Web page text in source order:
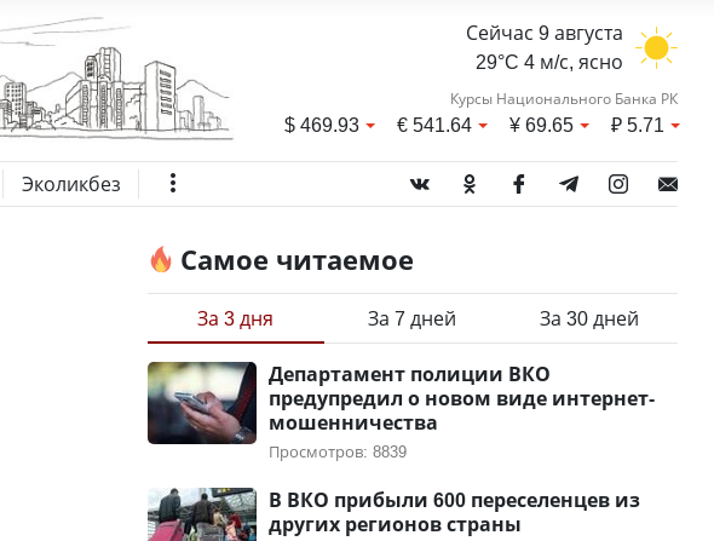
Сейчас 9 августа
29°C 4 м/с, ясно
Курсы Национального Банка РК
$469.93 €541.64 ¥69.65 ₽5.71
Эколикбез
Самое читаемое
За 3 дня За 7 дней За 30 дней
Департамент полиции ВКО
предупредил о новом виде интернет-
мошенничества
Просмотров: 8839
В ВКО прибыли 600 переселенцев из
других регионов страны